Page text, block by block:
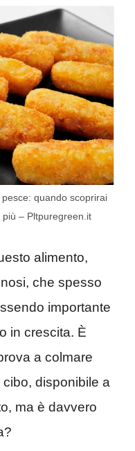
quando scoprirai
– Pltpuregreen.it
alimento,
che spesso
importante
in crescita. È
a colmare
disponibile a
ma è davvero